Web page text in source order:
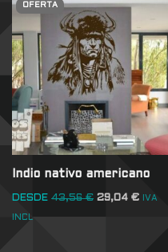
OFERTA
Indio nativo americano
DESDE 43,56€ 29,04 € IVA
INCL